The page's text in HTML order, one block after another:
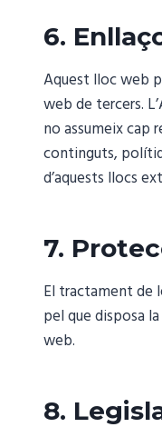
6.
Aquest lloc web
web de tercers.
no assumeix cap
continguts,
d’aquests llocs
7.
El tractament de
pel que disposa
web.
8.